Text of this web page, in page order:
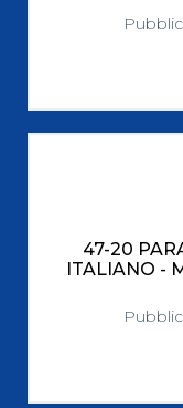
47-20
ITALIANO -